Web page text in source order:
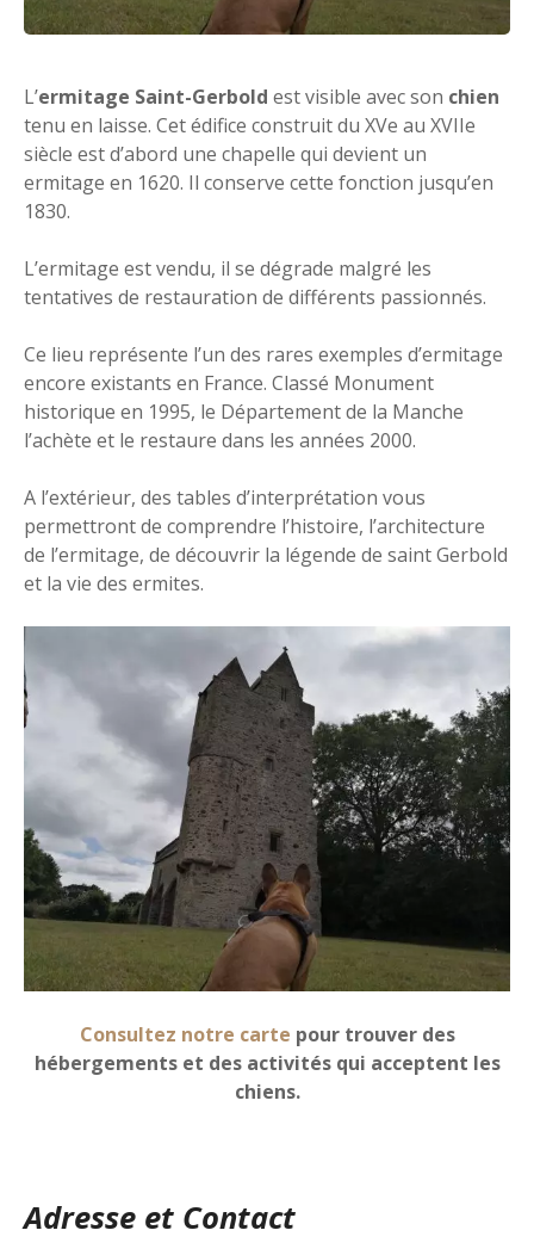
L’ermitage Saint-Gerbold est visible avec son chien
tenu en laisse. Cet édifice construit du XVe au XVIIe
siècle est d’abord une chapelle qui devient un
ermitage en 1620. Il conserve cette fonction jusqu’en
1830.
L’ermitage est vendu, il se dégrade malgré les
tentatives de restauration de différents passionnés.
Ce lieu représente l’un des rares exemples d’ermitage
encore existants en France. Classé Monument
historique en 1995, le Département de la Manche
l’achète et le restaure dans les années 2000.
A l’extérieur, des tables d’interprétation vous
permettront de comprendre l’histoire, l’architecture
de l’ermitage, de découvrir la légende de saint Gerbold
et la vie des ermites.
Consultez notre carte pour trouver des
hébergements et des activités qui acceptent les
chiens.
Adresse et Contact